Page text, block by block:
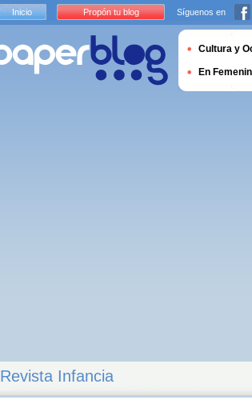
Revista Infancia
Inicio Propón tu blog Síguenos en
Cultura y
En